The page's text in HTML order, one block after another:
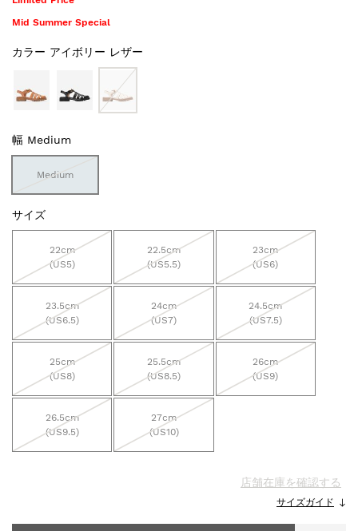
Mid Summer Special
カラー アイボリー レザー
幅 Medium
Medium
サイズ
22cm
(US5)
22.5cm
(US5.5)
23cm
(US6)
23.5cm
(US6.5)
24cm
(US7)
24.5cm
(US7.5)
25cm
(US8)
25.5cm
(US8.5)
26cm
(US9)
26.5cm
(US9.5)
27cm
(US10)
店舗在庫を確認する
サイズガイド